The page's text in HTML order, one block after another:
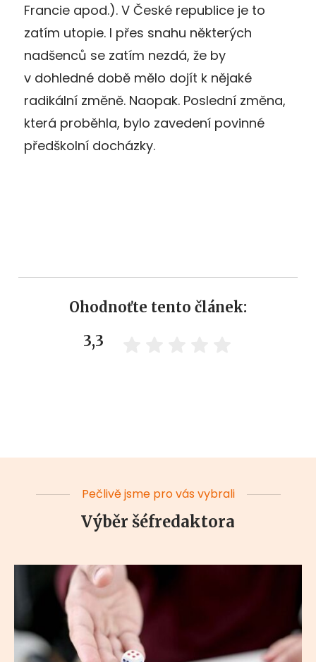
Francie apod.). V České republice je to
zatím utopie. I přes snahu některých
nadšenců se zatím nezdá, že by
v dohledné době mělo dojít k nějaké
radikální změně. Naopak. Poslední změna,
která proběhla, bylo zavedení povinné
předškolní docházky.
Ohodnoťte tento článek:
3,3
Pečlivě jsme pro vás vybrali
Výběr šéfredaktora